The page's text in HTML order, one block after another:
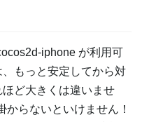
iphone が利用可
もっと安定してから対
ど大きくは違いませ
からないといけません！